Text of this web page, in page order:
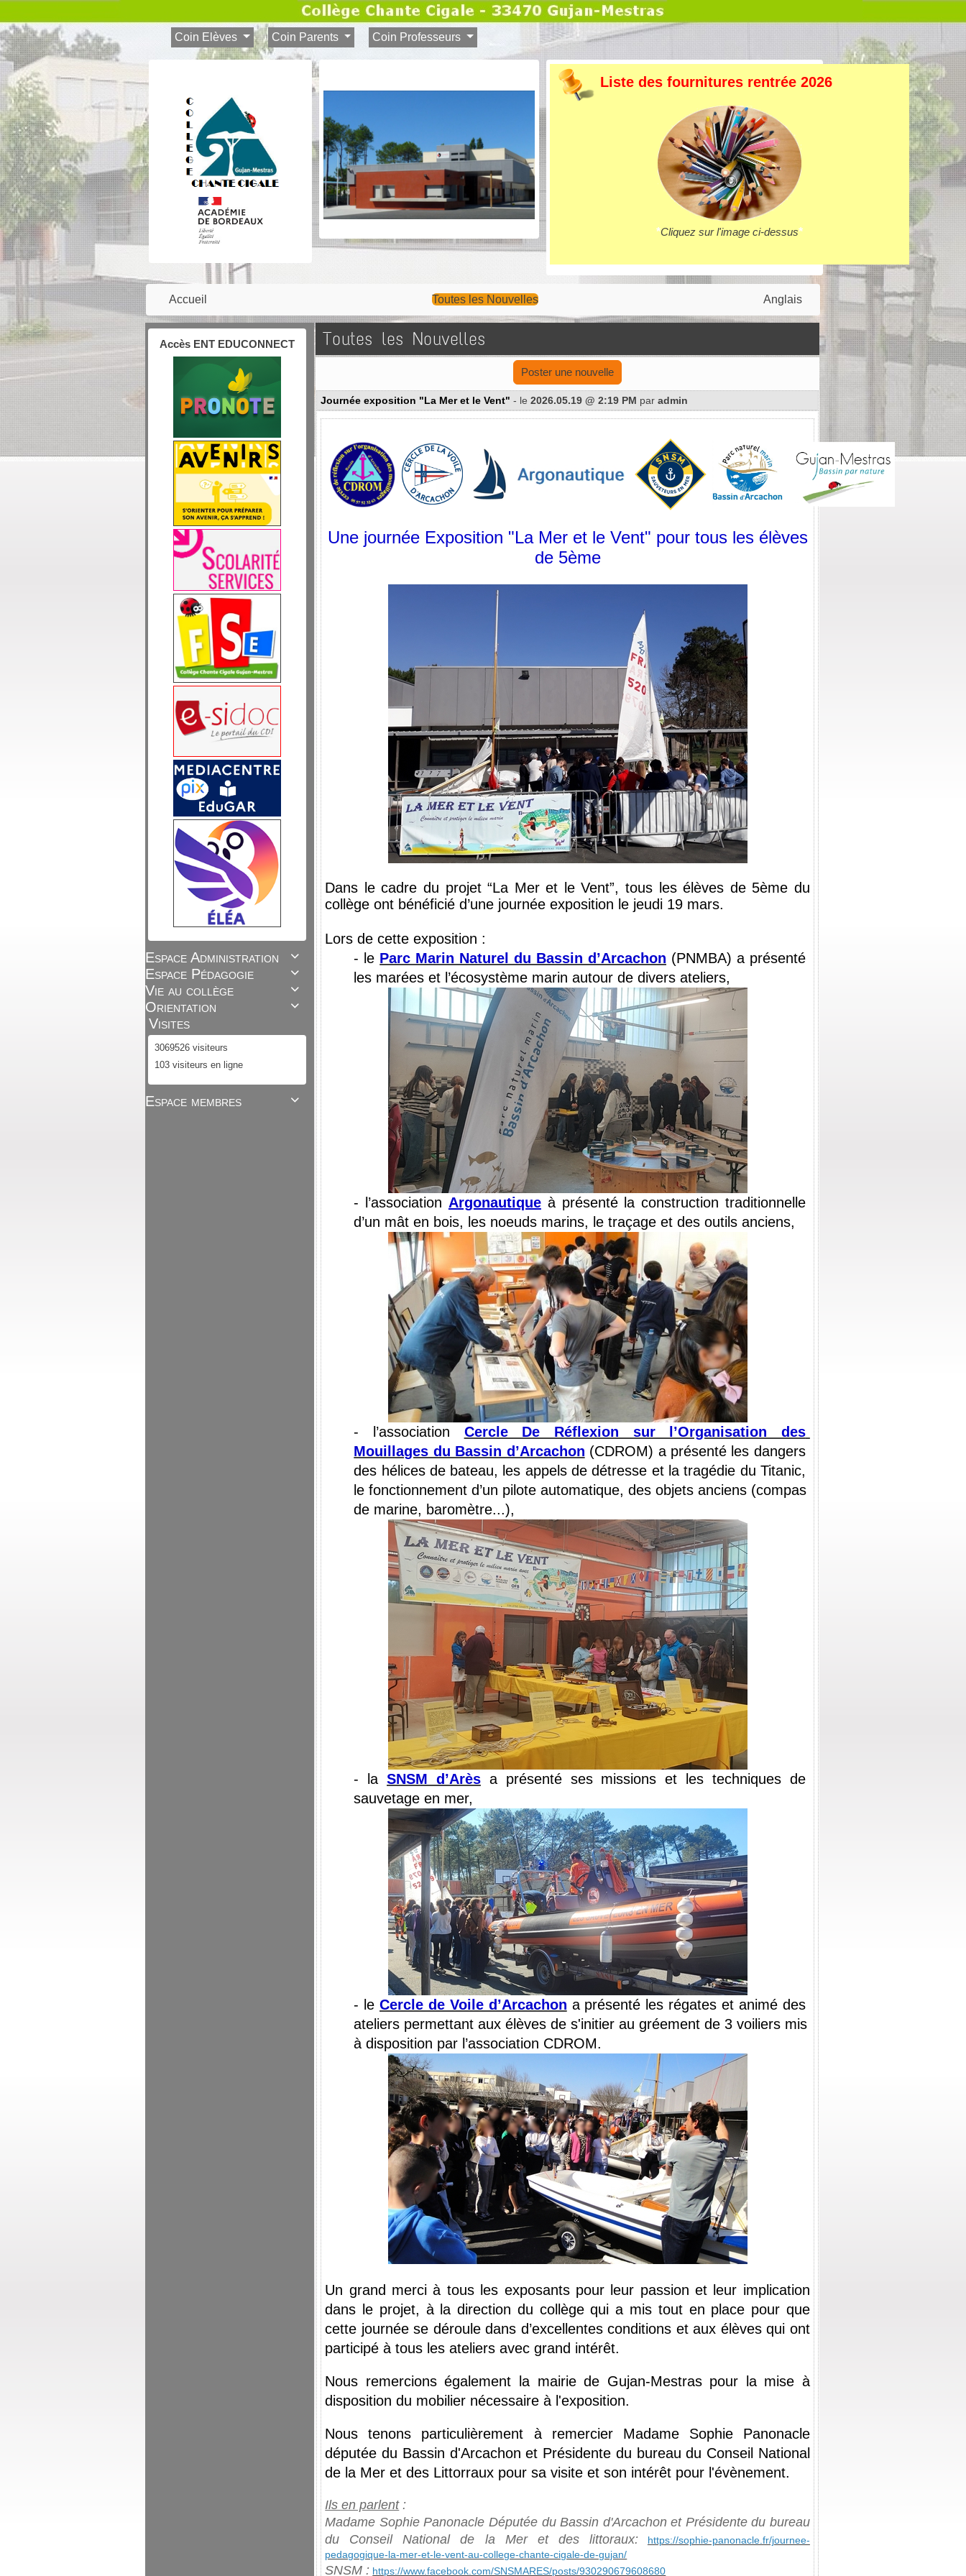
Coin Elèves Coin Parents Coin Professeurs
Liste des fournitures rentrée 2026
*Cliquez sur l'image ci-dessus*
Accueil Toutes les Nouvelles Anglais
Accès ENT EDUCONNECT

Espace Administration

Espace Pédagogie

Vie au collège

Orientation
Visites
3069526 visiteurs
103 visiteurs en ligne

Espace membres
Toutes les Nouvelles
Poster une nouvelle
Journée exposition "La Mer et le Vent" - le2026.05.19 @ 2:19 PM paradmin
Une journée Exposition "La Mer et le Vent" pour tous les élèves
de 5ème
Dans le cadre du projet “La Mer et le Vent”, tous les élèves de 5ème du
collège ont bénéficié d’une journée exposition le jeudi 19 mars.
Lors de cette exposition :
- le Parc Marin Naturel du Bassin d’Arcachon (PNMBA) a présenté
les marées et l’écosystème marin autour de divers ateliers,
- l’association Argonautique à présenté la construction traditionnelle
d’un mât en bois, les noeuds marins, le traçage et des outils anciens,
- l’association Cercle De Réflexion sur l’Organisation des
Mouillages du Bassin d’Arcachon (CDROM) a présenté les dangers
des hélices de bateau, les appels de détresse et la tragédie du Titanic,
le fonctionnement d’un pilote automatique, des objets anciens (compas
de marine, baromètre...),
- la SNSM d’Arès a présenté ses missions et les techniques de
sauvetage en mer,
- le Cercle de Voile d’Arcachon a présenté les régates et animé des
ateliers permettant aux élèves de s'initier au gréement de 3 voiliers mis
à disposition par l’association CDROM.
Un grand merci à tous les exposants pour leur passion et leur implication
dans le projet, à la direction du collège qui a mis tout en place pour que
cette journée se déroule dans d’excellentes conditions et aux élèves qui ont
participé à tous les ateliers avec grand intérêt.
Nous remercions également la mairie de Gujan-Mestras pour la mise à
disposition du mobilier nécessaire à l'exposition.
Nous tenons particulièrement à remercier Madame Sophie Panonacle
députée du Bassin d'Arcachon et Présidente du bureau du Conseil National
de la Mer et des Littorraux pour sa visite et son intérêt pour l'évènement.
Ils en parlent:
Madame Sophie Panonacle Députée du Bassin d'Arcachon et Présidente du bureau
du Conseil National de la Mer et des littoraux:
https://sophie-panonacle.fr/journee-
pedagogique-la-mer-et-le-vent-au-college-chante-cigale-de-gujan/
SNSM : https://www.facebook.com/SNSMARES/posts/930290679608680